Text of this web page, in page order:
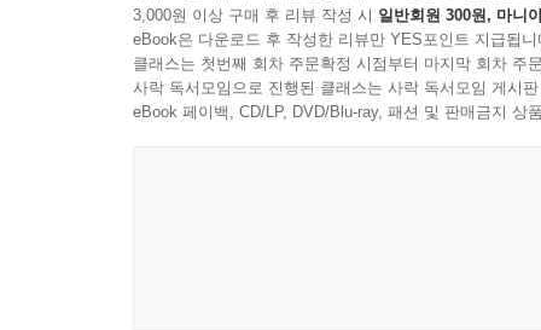
3,000원 이상 구매 후 리뷰 작성 시 일반회원 300원, 마니
eBook은 다운로드 후 작성한 리뷰만 YES포인트 지급됩니
클래스는 첫번째 회차 주문확정 시점부터 마지막 회차 주
사락 독서모임으로 진행된 클래스는 사락 독서모임 게시
eBook 페이백, CD/LP, DVD/Blu-ray, 패션 및 판매금지 상